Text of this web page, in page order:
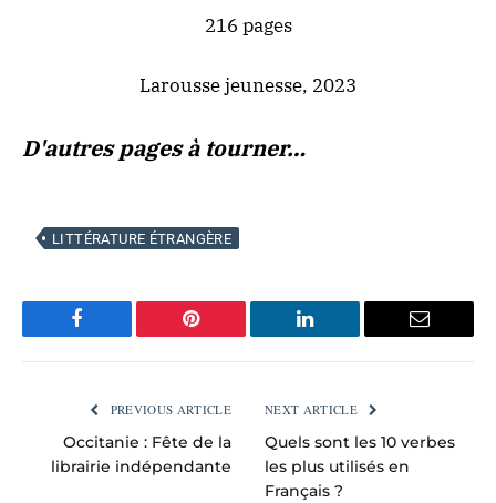
216 pages
Larousse jeunesse, 2023
D'autres pages à tourner…
LITTÉRATURE ÉTRANGÈRE
Facebook Pinterest LinkedIn Email
PREVIOUS ARTICLE
Occitanie : Fête de la
librairie indépendante
NEXT ARTICLE
Quels sont les 10 verbes
les plus utilisés en
Français ?